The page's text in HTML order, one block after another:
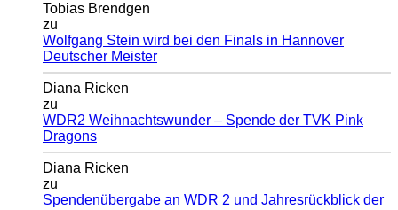
Tobias Brendgen
zu
Wolfgang Stein wird bei den Finals in Hannover
Deutscher Meister
Diana Ricken
zu
WDR2 Weihnachtswunder – Spende der TVK Pink
Dragons
Diana Ricken
zu
Spendenübergabe an WDR 2 und Jahresrückblick der